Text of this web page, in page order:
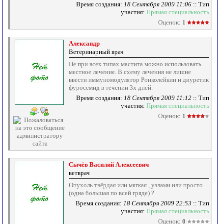
Время создания: 18 Сентября 2009 11:06 :: Тип
участия: Прямая специальность
Оценок: 1
Александр
Ветеринарный врач
Не при всех типах мастита можно использовать
местное лечение. В схему лечения не лишне
ввести иммуномодулятор Ронколейкин и диуретик
фуросемид в течении 3х дней.
Время создания: 18 Сентября 2009 11:12 :: Тип
участия: Прямая специальность
Оценок: 1
Сычёв Василий Алексеевич
ветврач
Опухоль твёрдая или мягкая , узлами или просто
(одна большая по всей гряде) ?
Время создания: 18 Сентября 2009 22:53 :: Тип
участия: Прямая специальность
Оценок: 0